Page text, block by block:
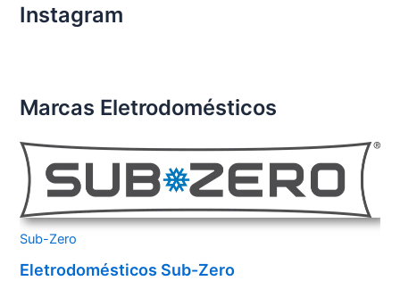
Instagram
Marcas Eletrodomésticos
Sub-Zero
Eletrodomésticos Sub-Zero